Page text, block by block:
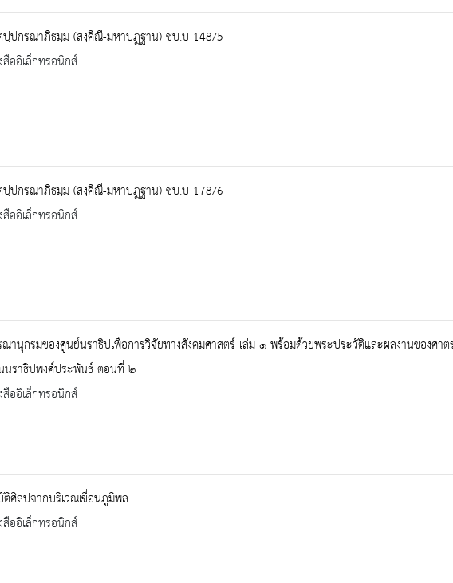
ปกรณาภิธมฺม (สงฺคิณี-มหาปฎฺฐาน) ชบ.บ 148/5
ออิเล็กทรอนิกส์
ปกรณาภิธมฺม (สงฺคิณี-มหาปฎฺฐาน) ชบ.บ 178/6
ออิเล็กทรอนิกส์
านุกรมของศูนย์นราธิปเพื่อการวิจัยทางสังคมศาสตร์ เล่ม ๑ พร้อมด้วยพระประวัติและผลงานของศาต
ราธิปพงศ์ประพันธ์ ตอนที่ ๒
ออิเล็กทรอนิกส์
ศิลปจากบริเวณเขื่อนภูมิพล
ออิเล็กทรอนิกส์